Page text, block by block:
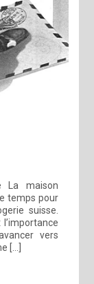
La maison
temps pour
suisse.
vers
[…]